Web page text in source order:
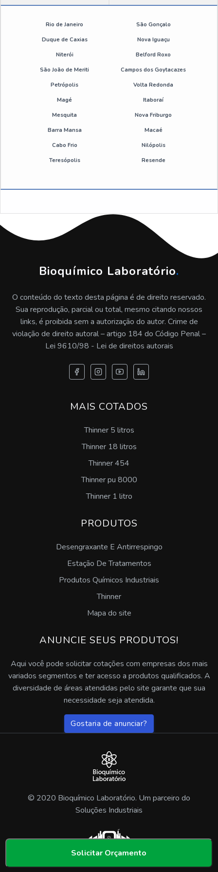
Solicitar Orçamento
Tratamento de água de torre de resfriamento preço
Tratamento de água de caldeiras industriais
Caldeira tratamento de água
Empresa de tratamento de água industrial
Empresa de tratamento de efluentes em sp
Empresa tratamento de resíduos
Tratamento de água de chiller industrial
Tratamento de água de refrigeração e caldeiras
Tratamento de água para caldeira a vapor
Tratamento químico de água para caldeiras
Onde encontrar inspeção de caldeira
Preço de inspeção de caldeira
Rio de Janeiro São Gonçalo
Duque de Caxias Nova Iguaçu
Niterói Belford Roxo
São João de Meriti Campos dos Goytacazes
Petrópolis Volta Redonda
Magé Itaboraí
Mesquita Nova Friburgo
Barra Mansa Macaé
Cabo Frio Nilópolis
Teresópolis Resende
Bioquímico Laboratório.
O conteúdo do texto desta página é de direito reservado.
Sua reprodução, parcial ou total, mesmo citando nossos
links, é proibida sem a autorização do autor. Crime de
violação de direito autoral – artigo 184 do Código Penal –
Lei 9610/98 - Lei de direitos autorais
MAIS COTADOS
Thinner 5 litros
Thinner 18 litros
Thinner 454
Thinner pu 8000
Thinner 1 litro
PRODUTOS
Desengraxante E Antirrespingo
Estação De Tratamentos
Produtos Químicos Industriais
Thinner
Mapa do site
ANUNCIE SEUS PRODUTOS!
Aqui você pode solicitar cotações com empresas dos mais
variados segmentos e ter acesso a produtos qualificados. A
diversidade de áreas atendidas pelo site garante que sua
necessidade seja atendida.
Gostaria de anunciar?
© 2020 Bioquímico Laboratório. Um parceiro do
Soluções Industriais